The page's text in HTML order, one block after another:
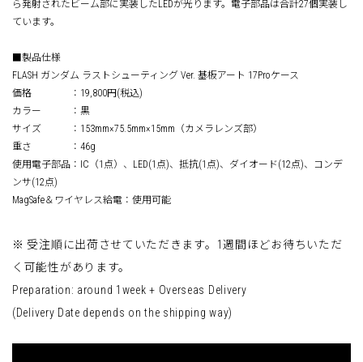
ら発射されたビーム部に実装したLEDが光ります。電子部品は合計27個実装し
ています。
■製品仕様
FLASH ガンダム ラストシューティング Ver. 基板アート 17Proケース
価格 ：19,800円(税込)
カラー ：黒
サイズ ：153mm×75.5mm×15mm（カメラレンズ部）
重さ ：46g
使用電子部品：IC（1点）、LED(1点)、抵抗(1点)、ダイオード(12点)、コンデ
ンサ(12点)
MagSafe＆ワイヤレス給電：使用可能
※ 受注順に出荷させていただきます。1週間ほどお待ちいただ
く可能性があります。
Preparation: around 1week + Overseas Delivery
(Delivery Date depends on the shipping way)